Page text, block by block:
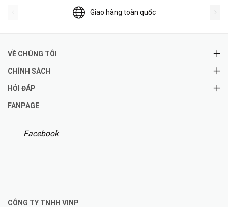
Giao hàng toàn quốc
VỀ CHÚNG TÔI
CHÍNH SÁCH
HỎI ĐÁP
FANPAGE
Facebook
CÔNG TY TNHH VINP